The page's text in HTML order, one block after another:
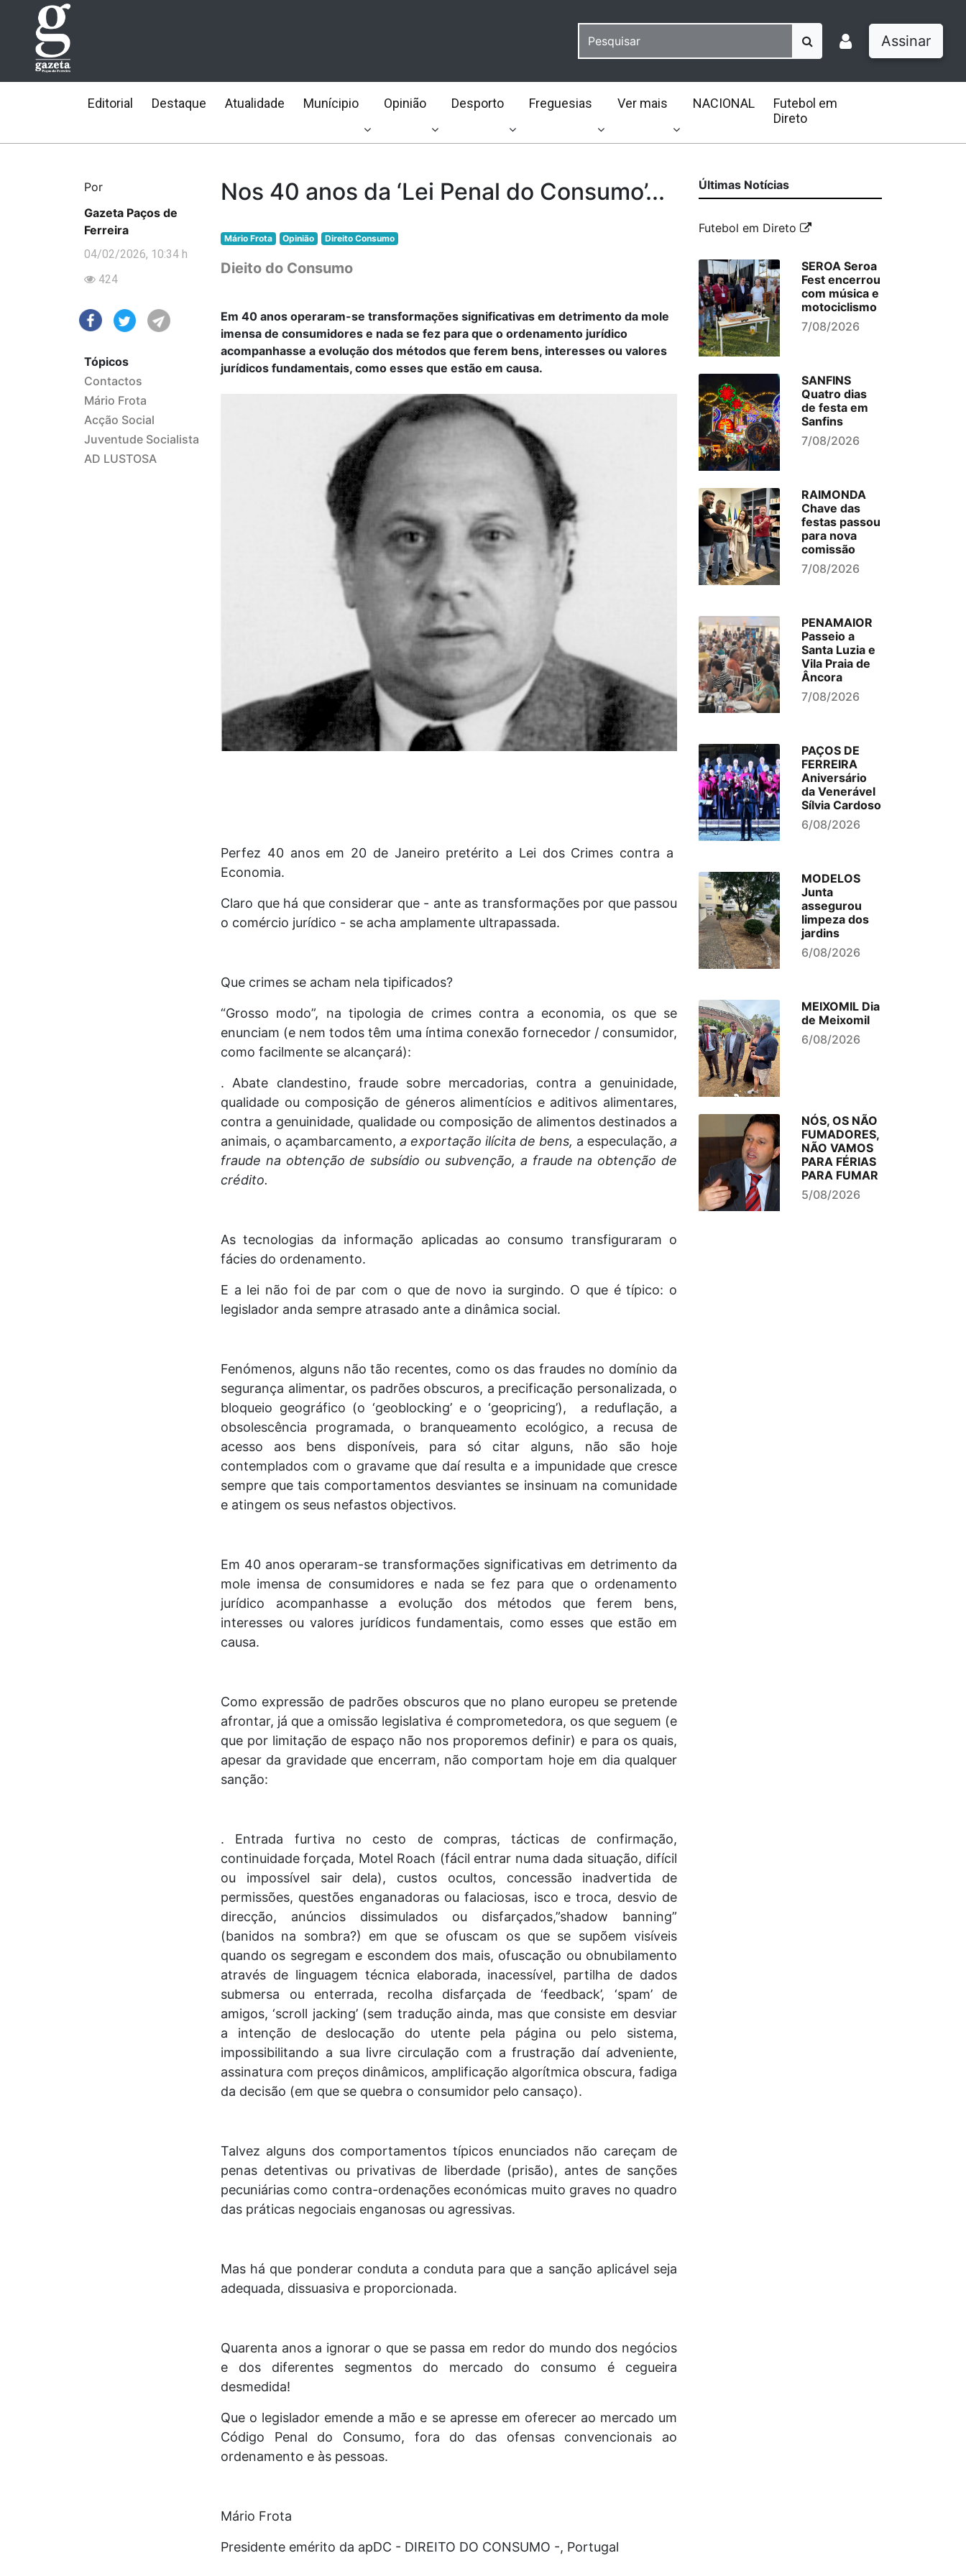
Assinar
Editorial Destaque Atualidade Munícipio Opinião Desporto Freguesias Ver mais NACIONAL
Futebol em
Direto
Por
Gazeta Paços de
Ferreira
04/02/2026, 10:34 h
424
Tópicos
Contactos
Mário Frota
Acção Social
Juventude Socialista
AD LUSTOSA
Nos 40 anos da ‘Lei Penal do Consumo’...
Mário Frota Opinião Direito Consumo
Dieito do Consumo
Em 40 anos operaram-se transformações significativas em detrimento da mole
imensa de consumidores e nada se fez para que o ordenamento jurídico
acompanhasse a evolução dos métodos que ferem bens, interesses ou valores
jurídicos fundamentais, como esses que estão em causa.
Perfez 40 anos em 20 de Janeiro pretérito a Lei dos Crimes contra a
Economia.
Claro que há que considerar que - ante as transformações por que passou
o comércio jurídico - se acha amplamente ultrapassada.
Que crimes se acham nela tipificados?
“Grosso modo”, na tipologia de crimes contra a economia, os que se
enunciam (e nem todos têm uma íntima conexão fornecedor / consumidor,
como facilmente se alcançará):
. Abate clandestino, fraude sobre mercadorias, contra a genuinidade,
qualidade ou composição de géneros alimentícios e aditivos alimentares,
contra a genuinidade, qualidade ou composição de alimentos destinados a
animais, o açambarcamento, a exportação ilícita de bens, a especulação, a
fraude na obtenção de subsídio ou subvenção, a fraude na obtenção de
crédito.
As tecnologias da informação aplicadas ao consumo transfiguraram o
fácies do ordenamento.
E a lei não foi de par com o que de novo ia surgindo. O que é típico: o
legislador anda sempre atrasado ante a dinâmica social.
Fenómenos, alguns não tão recentes, como os das fraudes no domínio da
segurança alimentar, os padrões obscuros, a precificação personalizada, o
bloqueio geográfico (o ‘geoblocking’ e o ‘geopricing’), a reduflação, a
obsolescência programada, o branqueamento ecológico, a recusa de
acesso aos bens disponíveis, para só citar alguns, não são hoje
contemplados com o gravame que daí resulta e a impunidade que cresce
sempre que tais comportamentos desviantes se insinuam na comunidade
e atingem os seus nefastos objectivos.
Em 40 anos operaram-se transformações significativas em detrimento da
mole imensa de consumidores e nada se fez para que o ordenamento
jurídico acompanhasse a evolução dos métodos que ferem bens,
interesses ou valores jurídicos fundamentais, como esses que estão em
causa.
Como expressão de padrões obscuros que no plano europeu se pretende
afrontar, já que a omissão legislativa é comprometedora, os que seguem (e
que por limitação de espaço não nos proporemos definir) e para os quais,
apesar da gravidade que encerram, não comportam hoje em dia qualquer
sanção:
. Entrada furtiva no cesto de compras, tácticas de confirmação,
continuidade forçada, Motel Roach (fácil entrar numa dada situação, difícil
ou impossível sair dela), custos ocultos, concessão inadvertida de
permissões, questões enganadoras ou falaciosas, isco e troca, desvio de
direcção, anúncios dissimulados ou disfarçados,”shadow banning”
(banidos na sombra?) em que se ofuscam os que se supõem visíveis
quando os segregam e escondem dos mais, ofuscação ou obnubilamento
através de linguagem técnica elaborada, inacessível, partilha de dados
submersa ou enterrada, recolha disfarçada de ‘feedback’, ‘spam’ de
amigos, ‘scroll jacking’ (sem tradução ainda, mas que consiste em desviar
a intenção de deslocação do utente pela página ou pelo sistema,
impossibilitando a sua livre circulação com a frustração daí adveniente,
assinatura com preços dinâmicos, amplificação algorítmica obscura, fadiga
da decisão (em que se quebra o consumidor pelo cansaço).
Talvez alguns dos comportamentos típicos enunciados não careçam de
penas detentivas ou privativas de liberdade (prisão), antes de sanções
pecuniárias como contra-ordenações económicas muito graves no quadro
das práticas negociais enganosas ou agressivas.
Mas há que ponderar conduta a conduta para que a sanção aplicável seja
adequada, dissuasiva e proporcionada.
Quarenta anos a ignorar o que se passa em redor do mundo dos negócios
e dos diferentes segmentos do mercado do consumo é cegueira
desmedida!
Que o legislador emende a mão e se apresse em oferecer ao mercado um
Código Penal do Consumo, fora do das ofensas convencionais ao
ordenamento e às pessoas.
Mário Frota
Presidente emérito da apDC - DIREITO DO CONSUMO -, Portugal
Últimas Notícias
Futebol em Direto
SEROA Seroa
Fest encerrou
com música e
motociclismo
7/08/2026
SANFINS
Quatro dias
de festa em
Sanfins
7/08/2026
RAIMONDA
Chave das
festas passou
para nova
comissão
7/08/2026
PENAMAIOR
Passeio a
Santa Luzia e
Vila Praia de
Âncora
7/08/2026
PAÇOS DE
FERREIRA
Aniversário
da Venerável
Sílvia Cardoso
6/08/2026
MODELOS
Junta
assegurou
limpeza dos
jardins
6/08/2026
MEIXOMIL Dia
de Meixomil
6/08/2026
NÓS, OS NÃO
FUMADORES,
NÃO VAMOS
PARA FÉRIAS
PARA FUMAR
5/08/2026